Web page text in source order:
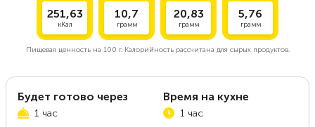
251,63
кКал
10,7
грамм
20,83
грамм
5,76
грамм
Пищевая ценность на 100 г.Калорийность рассчитана для сырых продуктов.
Будет готово через
1 час
Время на кухне
1 час